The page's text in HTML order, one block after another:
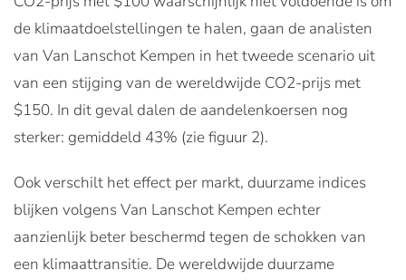
de klimaatdoelstellingen te halen, gaan de analisten
van Van Lanschot Kempen in het tweede scenario uit
van een stijging van de wereldwijde CO2-prijs met
$150. In dit geval dalen de aandelenkoersen nog
sterker: gemiddeld 43% (zie figuur 2).
Ook verschilt het effect per markt, duurzame indices
blijken volgens Van Lanschot Kempen echter
aanzienlijk beter beschermd tegen de schokken van
een klimaattransitie. De wereldwijde duurzame